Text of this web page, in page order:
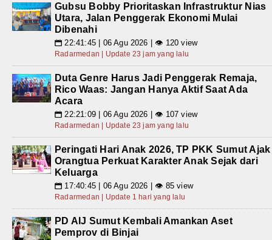
Gubsu Bobby Prioritaskan Infrastruktur Nias
Utara, Jalan Penggerak Ekonomi Mulai
Dibenahi
📅 22:41:45 | 06 Agu 2026 | 👁 120 view
Radarmedan | Update 23 jam yang lalu
Duta Genre Harus Jadi Penggerak Remaja,
Rico Waas: Jangan Hanya Aktif Saat Ada
Acara
📅 22:21:09 | 06 Agu 2026 | 👁 107 view
Radarmedan | Update 23 jam yang lalu
Peringati Hari Anak 2026, TP PKK Sumut Ajak
Orangtua Perkuat Karakter Anak Sejak dari
Keluarga
📅 17:40:45 | 06 Agu 2026 | 👁 85 view
Radarmedan | Update 1 hari yang lalu
PD AIJ Sumut Kembali Amankan Aset
Pemprov di Binjai